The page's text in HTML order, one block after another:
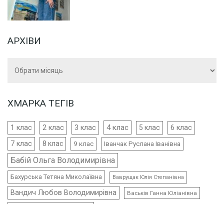
АРХІВИ
ХМАРКА ТЕГІВ
1 клас 2 клас 3 клас 4 клас 5 клас 6 клас
7 клас 8 клас 9 клас Іванчак Руслана Іванівна
Бабій Ольга Володимирівна
Бахурська Тетяна Миколаївна Ваврущак Юлія Степанівна
Вандич Любов Володимирівна Васьків Ганна Юліанівна